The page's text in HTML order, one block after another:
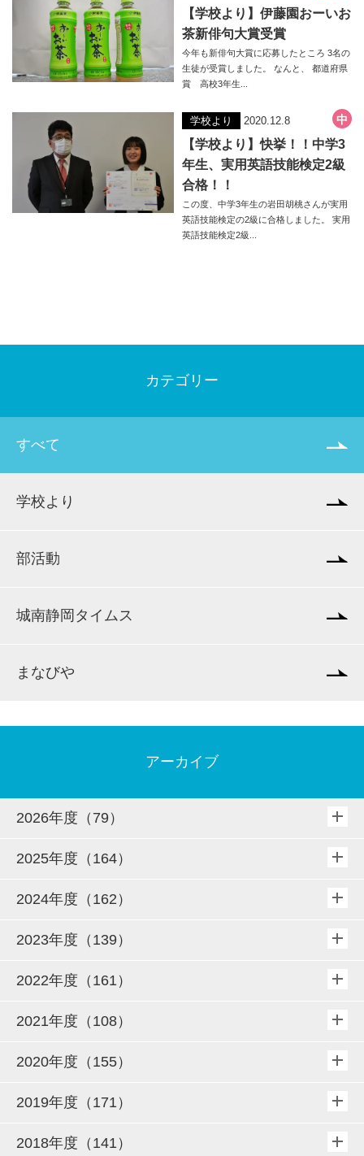
【学校より】伊藤園おーいお
茶新俳句大賞受賞
今年も新俳句大賞に応募したところ 3名の
生徒が受賞しました。 なんと、 都道府県
賞 高校3年生...
学校より 2020.12.8
【学校より】快挙！！中学3
年生、実用英語技能検定2級
合格！！
この度、中学3年生の岩田胡桃さんが実用
英語技能検定の2級に合格しました。 実用
英語技能検定2級...
カテゴリー
すべて
学校より
部活動
城南静岡タイムス
まなびや
アーカイブ
2026年度（79）
2025年度（164）
2024年度（162）
2023年度（139）
2022年度（161）
2021年度（108）
2020年度（155）
2019年度（171）
2018年度（141）